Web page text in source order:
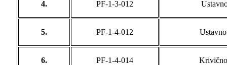
4. PF-1-3-012
5. PF-1-4-012
6. PF-1-4-014